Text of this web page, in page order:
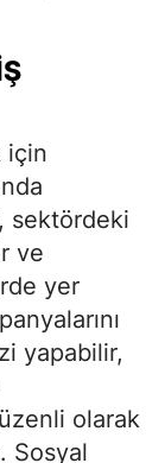
için
sektördeki
ve
yer
yapabilir,
olarak
Sosyal